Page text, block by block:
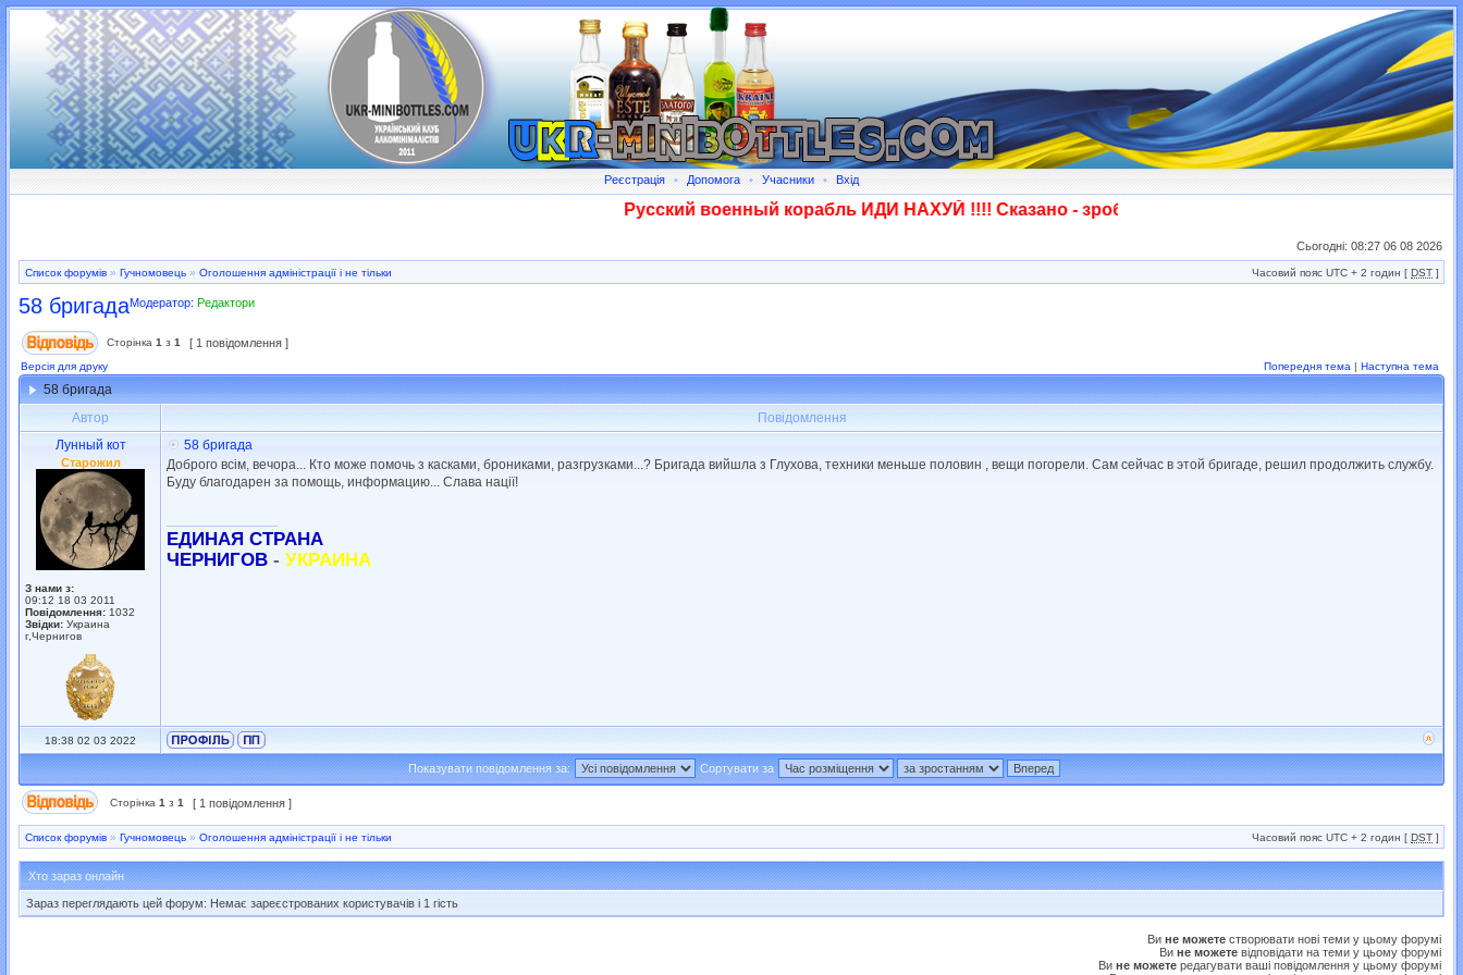
Реєстрація • Допомога • Учасники • Вхід
Русский военный корабль ИДИ НАХУЙ !!!! Сказано - зроблено! Слава ЗСУ!!!
Сьогодні: 08:27 06 08 2026
Список форумів » Гучномовець » Оголошення адміністрації і не тільки Часовий пояс UTC + 2 годин [ DST ]
58 бригадаМодератор: Редактори
Сторінка 1 з 1 [ 1 повідомлення ]
Версія для друку Попередня тема | Наступна тема
58 бригада
Автор
Повідомлення
Лунный кот
Старожил
З нами з:
09:12 18 03 2011
Повідомлення: 1032
Звідки: Украина
г,Чернигов
58 бригада
Доброго всім, вечора... Кто може помочь з касками, брониками, разгрузками...? Бригада вийшла з Глухова, техники меньше половин , вещи погорели. Сам сейчас в этой бригаде, решил продолжить службу.
Буду благодарен за помощь, информацию... Слава нації!
ЕДИНАЯ СТРАНА
ЧЕРНИГОВ - УКРАИНА
18:38 02 03 2022
Показувати повідомлення за: Сортувати за
Сторінка 1 з 1 [ 1 повідомлення ]
Список форумів » Гучномовець » Оголошення адміністрації і не тільки Часовий пояс UTC + 2 годин [ DST ]
Хто зараз онлайн
Зараз переглядають цей форум: Немає зареєстрованих користувачів і 1 гість
Ви не можете створювати нові теми у цьому форумі
Ви не можете відповідати на теми у цьому форумі
Ви не можете редагувати ваші повідомлення у цьому форумі